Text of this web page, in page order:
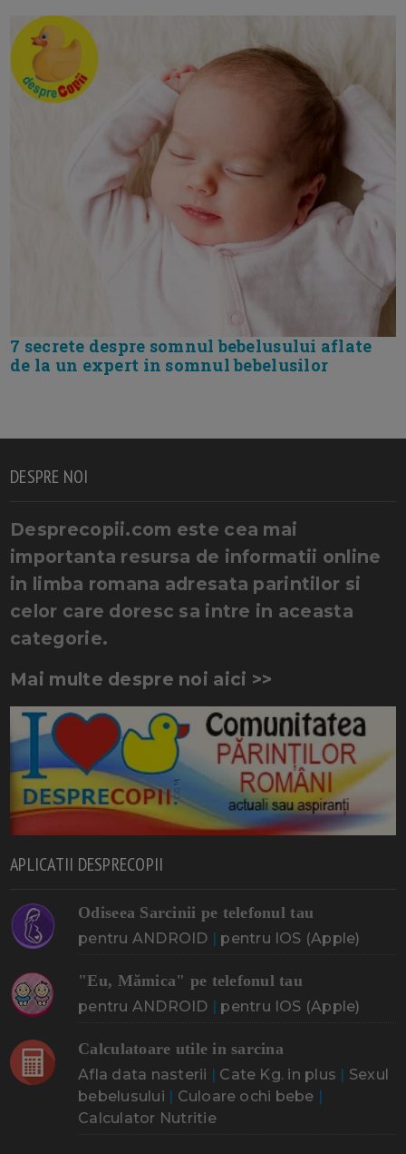
7 secrete despre somnul bebelusului aflate
de la un expert in somnul bebelusilor
DESPRE NOI
Desprecopii.com este cea mai
importanta resursa de informatii online
in limba romana adresata parintilor si
celor care doresc sa intre in aceasta
categorie.
Mai multe despre noi aici >>
APLICATII DESPRECOPII
Odiseea Sarcinii pe telefonul tau
pentru ANDROID | pentru IOS (Apple)
"Eu, Mămica" pe telefonul tau
pentru ANDROID | pentru IOS (Apple)
Calculatoare utile in sarcina
Afla data nasterii | Cate Kg. in plus | Sexul
bebelusului | Culoare ochi bebe |
Calculator Nutritie